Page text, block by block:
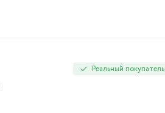
Реальный покупатель